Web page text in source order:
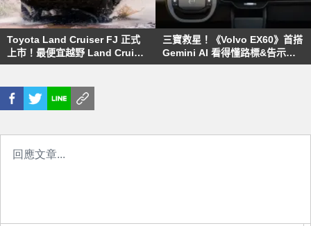
Toyota Land Cruiser FJ 正式
上市！最便宜越野 Land Cruiser
登場
三寶救星！《Volvo EX60》首搭
Gemini AI 看得懂路標&告示牌
Google地圖沉浸式導航同步登場